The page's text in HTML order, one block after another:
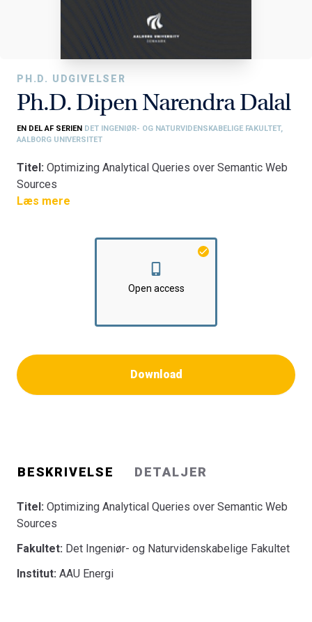
PH.D. UDGIVELSER
Ph.D. Dipen Narendra Dalal
EN DEL AF SERIEN DET INGENIØR- OG NATURVIDENSKABELIGE FAKULTET,
AALBORG UNIVERSITET
Titel: Optimizing Analytical Queries over Semantic Web
Sources
Fakultet:Det Ingeniør- og Naturvidenskabelige Fakultet
Læs mere
Open access
Download
BESKRIVELSE DETALJER
Titel: Optimizing Analytical Queries over Semantic Web
Sources
Fakultet: Det Ingeniør- og Naturvidenskabelige Fakultet
Institut: AAU Energi